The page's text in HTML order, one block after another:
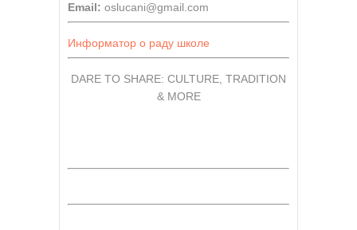
Email: oslucani@gmail.com
Информатор о раду школе
DARE TO SHARE: CULTURE, TRADITION
& MORE